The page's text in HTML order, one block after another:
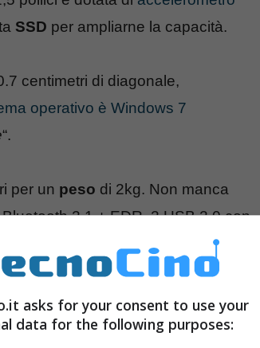
SSD per ampliarne la capacità.
centimetri di diagonale,
operativo è Windows 7
“.
per un peso di 2kg. Non manca
2.1 + EDR, 2 USB 2.0 con
impronte
asks for your consent to use your
data for the following purposes: